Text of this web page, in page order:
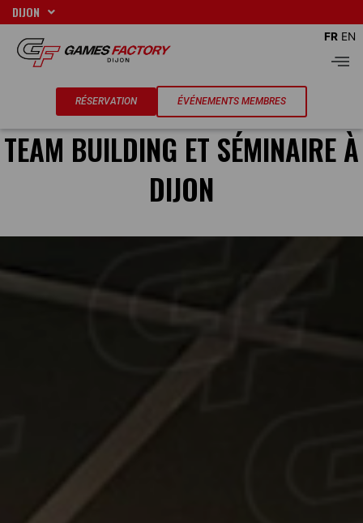
Aller
au
contenu
DIJON
RÉSERVATION ÉVÉNEMENTS MEMBRES
FR EN
TEAM BUILDING ET SÉMINAIRE À
DIJON